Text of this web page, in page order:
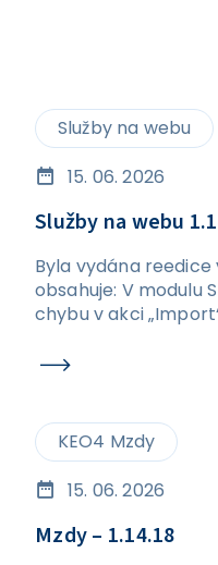
Služby na webu
15. 06. 2026
Služby na webu
Byla vydána reedice
obsahuje: V modulu
chybu v akci
formulářů.
KEO4 Mzdy
15. 06. 2026
Mzdy – 1.14.18